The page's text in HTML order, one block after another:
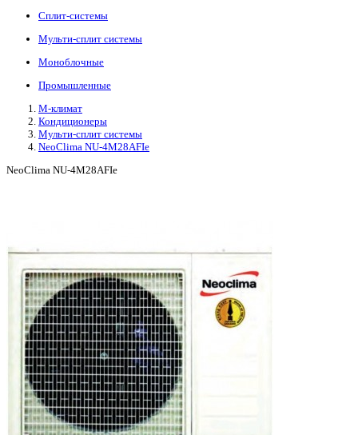
Сплит-системы
Мульти-сплит системы
Моноблочные
Промышленные
М-климат
Кондиционеры
Мульти-сплит системы
NeoClima NU-4M28AFIe
NeoClima NU-4M28AFIe